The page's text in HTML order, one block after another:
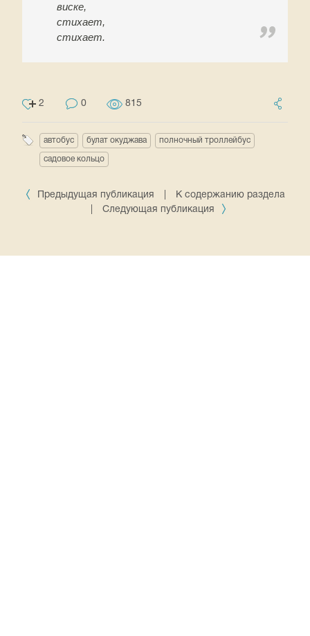
виске,
стихает,
стихает.
2 0 815
автобус булат окуджава полночный троллейбус
садовое кольцо
Предыдущая публикация
К содержанию раздела
Следующая публикация